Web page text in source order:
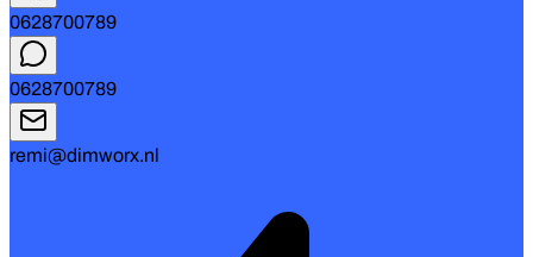
0628700789
0628700789
remi@dimworx.nl